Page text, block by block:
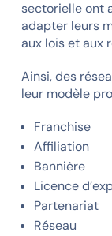
sectorielle ont
adapter leurs
aux lois et aux
Ainsi, des
leur modèle
Franchise
Affiliation
Bannière
Licence
Partenariat
Réseau